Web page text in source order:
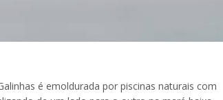
é emoldurada por piscinas naturais com